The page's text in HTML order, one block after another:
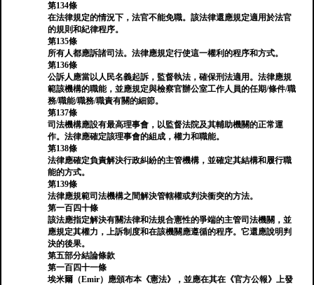
第134條
在法律規定的情況下，法官不能免職。該法律還應規定適用於法官
的規則和紀律程序。
第135條
所有人都應訴諸司法。法律應規定行使這一權利的程序和方式。
第136條
公訴人應當以人民名義起訴，監督執法，確保刑法適用。法律應規
範該機構的職能，並應規定與檢察官辦公室工作人員的任期/條件/職
務/職能/職務/職責有關的細節。
第137條
司法機構應設有最高理事會，以監督法院及其輔助機關的正常運
作。法律應確定該理事會的組成，權力和職能。
第138條
法律應確定負責解決行政糾紛的主管機構，並確定其結構和履行職
能的方式。
第139條
法律應規範司法機構之間解決管轄權或判決衝突的方法。
第一百四十條
該法應指定解決有關法律和法規合憲性的爭端的主管司法機關，並
應規定其權力，上訴制度和在該機關應遵循的程序。它還應說明判
決的後果。
第五部分結論條款
第一百四十一條
埃米爾（Emir）應頒布本《憲法》，並應在其在《官方公報》上發